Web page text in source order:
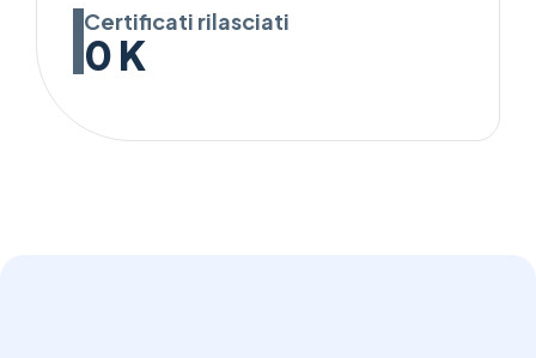
Certificati rilasciati
0K